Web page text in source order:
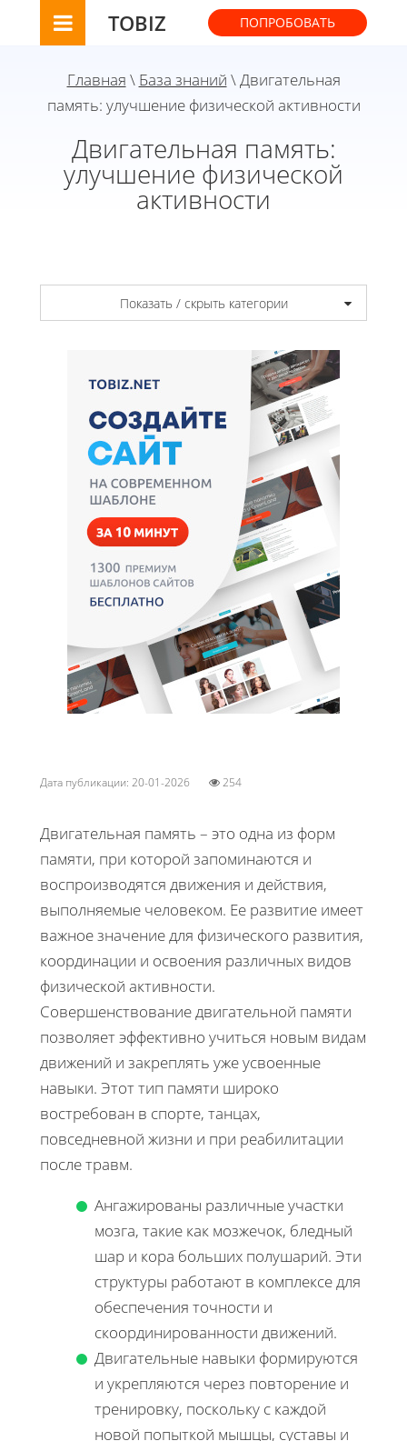
TOBIZ ПОПРОБОВАТЬ
Главная \ База знаний \ Двигательная
память: улучшение физической активности
Двигательная память:
улучшение физической
активности
Показать / скрыть категории
Дата публикации: 20-01-2026 254
Двигательная память – это одна из форм
памяти, при которой запоминаются и
воспроизводятся движения и действия,
выполняемые человеком. Ее развитие имеет
важное значение для физического развития,
координации и освоения различных видов
физической активности.
Совершенствование двигательной памяти
позволяет эффективно учиться новым видам
движений и закреплять уже усвоенные
навыки. Этот тип памяти широко
востребован в спорте, танцах,
повседневной жизни и при реабилитации
после травм.
Ангажированы различные участки
мозга, такие как мозжечок, бледный
шар и кора больших полушарий. Эти
структуры работают в комплексе для
обеспечения точности и
скоординированности движений.
Двигательные навыки формируются
и укрепляются через повторение и
тренировку, поскольку с каждой
новой попыткой мышцы, суставы и